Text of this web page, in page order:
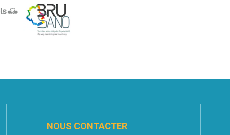
NOUS CONTACTER